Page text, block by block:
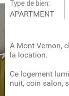
Type de bien:
APARTMENT
A Mont Vernon,
la location.
Ce logement
nuit, coin salon,